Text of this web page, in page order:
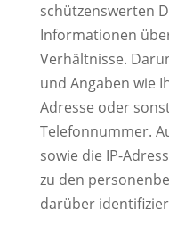
schützenswerten
Informationen
Verhältnisse.
und Angaben wie
Adresse oder
Telefonnummer.
sowie die IP-
zu den
darüber